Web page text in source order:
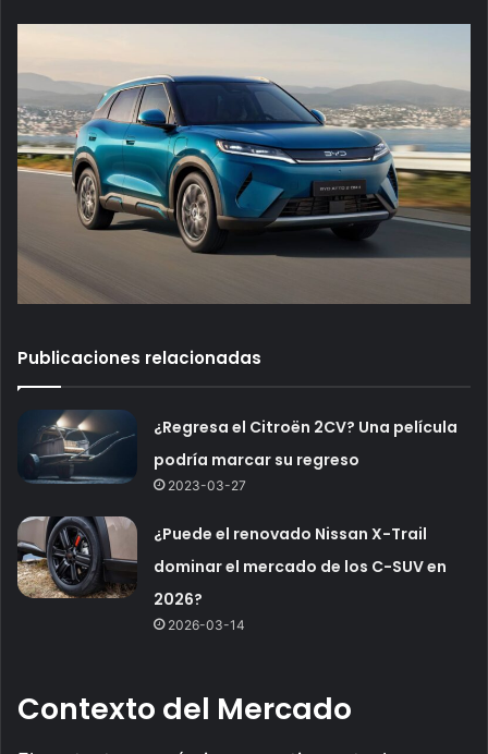
Publicaciones relacionadas
¿Regresa el Citroën 2CV? Una película
podría marcar su regreso
2023-03-27
¿Puede el renovado Nissan X-Trail
dominar el mercado de los C-SUV en
2026?
2026-03-14
Contexto del Mercado